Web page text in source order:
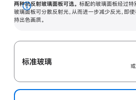
两种抗反射玻璃面板可选。 标配的玻璃面板经过特
玻璃面板可分散反射光，从而进一步减少反光，即
持出色画质。
展
开
标准玻璃